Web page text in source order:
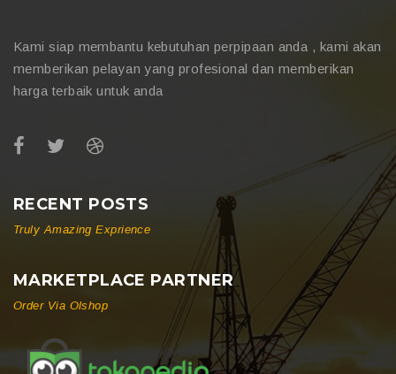
Kami siap membantu kebutuhan perpipaan anda , kami akan
memberikan pelayan yang profesional dan memberikan
harga terbaik untuk anda
RECENT POSTS
Truly Amazing Exprience
MARKETPLACE PARTNER
Order Via Olshop